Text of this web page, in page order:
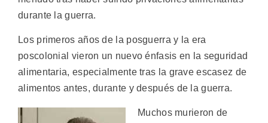
durante la guerra.
Los primeros años de la posguerra y la era
poscolonial vieron un nuevo énfasis en la seguridad
alimentaria, especialmente tras la grave escasez de
alimentos antes, durante y después de la guerra.
Muchos murieron de